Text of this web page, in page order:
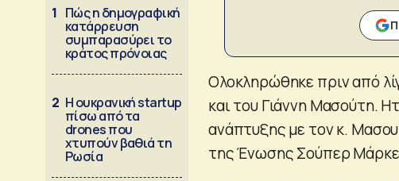
1 Πώς η δημογραφική
κατάρρευση
συμπαρασύρει το
κράτος πρόνοιας
2 Η ουκρανική startup
πίσω από τα
drones που
χτυπούν βαθιά τη
Ρωσία
Ολοκληρώθηκε πριν από
και του Γιάννη Μασούτη.
ανάπτυξης με τον κ.
της Ένωσης Σούπερ